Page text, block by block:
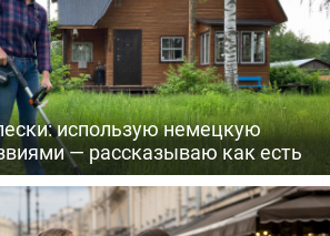
использую немецкую
— рассказываю как есть